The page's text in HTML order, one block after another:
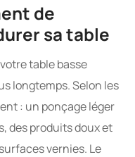
de
sa table
table basse
longtemps. Selon les
: un ponçage léger
des produits doux et
vernies. Le